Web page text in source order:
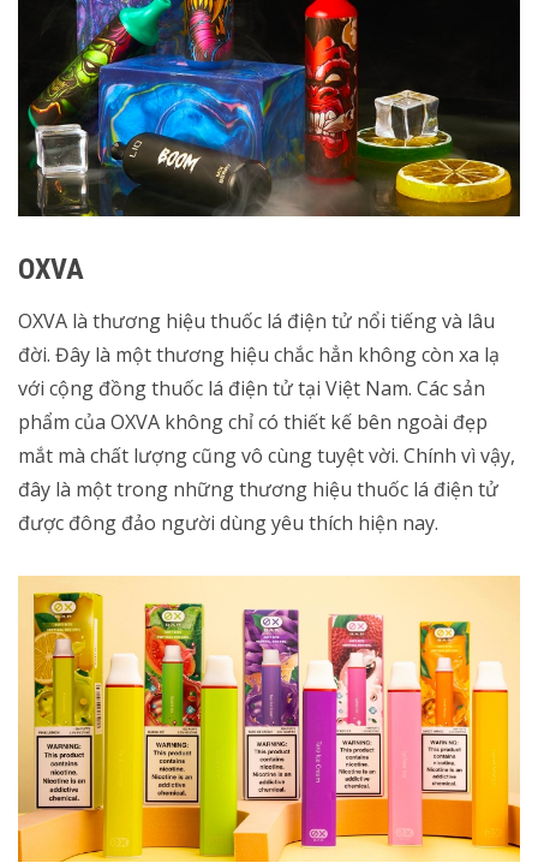
OXVA
OXVA là thương hiệu thuốc lá điện tử nổi tiếng và lâu
đời. Đây là một thương hiệu chắc hẳn không còn xa lạ
với cộng đồng thuốc lá điện tử tại Việt Nam. Các sản
phẩm của OXVA không chỉ có thiết kế bên ngoài đẹp
mắt mà chất lượng cũng vô cùng tuyệt vời. Chính vì vậy,
đây là một trong những thương hiệu thuốc lá điện tử
được đông đảo người dùng yêu thích hiện nay.